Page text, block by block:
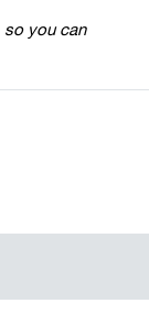
so you can